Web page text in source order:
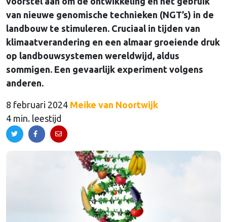
van nieuwe genomische technieken (NGT’s) in de
landbouw te stimuleren. Cruciaal in tijden van
klimaatverandering en een almaar groeiende druk
op landbouwsystemen wereldwijd, aldus
sommigen. Een gevaarlijk experiment volgens
anderen.
8 februari 2024 Meike van Noortwijk
4 min. leestijd